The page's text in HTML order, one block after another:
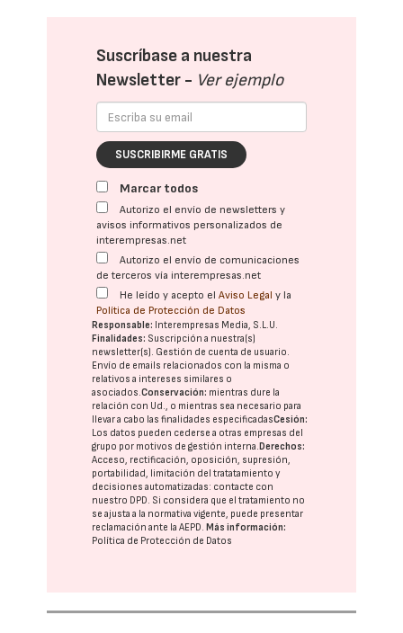
Suscríbase a nuestra
Newsletter - Ver ejemplo
SUSCRIBIRME GRATIS
Marcar todos
Autorizo el envío de newsletters y
avisos informativos personalizados de
interempresas.net
Autorizo el envío de comunicaciones
de terceros vía interempresas.net
He leído y acepto elAviso Legal y la
Política de Protección de Datos
Responsable: Interempresas Media, S.L.U.
Finalidades: Suscripción a nuestra(s)
newsletter(s). Gestión de cuenta de usuario.
Envío de emails relacionados con la misma o
relativos a intereses similares o
asociados.Conservación: mientras dure la
relación con Ud., o mientras sea necesario para
llevar a cabo las finalidades especificadasCesión:
Los datos pueden cederse a otras empresas del
grupo por motivos de gestión interna. Derechos:
Acceso, rectificación, oposición, supresión,
portabilidad, limitación del tratatamiento y
decisiones automatizadas: contacte con
nuestro DPD. Si considera que el tratamiento no
se ajusta a la normativa vigente, puede presentar
reclamación ante laAEPD. Más información:
Política de Protección de Datos